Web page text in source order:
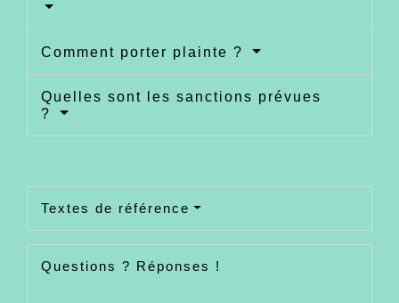
Comment porter plainte ?
Quelles sont les sanctions prévues
?
Textes de référence
Questions ? Réponses !